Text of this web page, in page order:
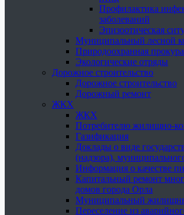
Профилактика
заболеваний
Эпизоотическая
Муниципальный лесной
Природоохранная
Экологические отряды
Дорожное строительство
Дорожное строительство
Дорожный ремонт
ЖКХ
ЖКХ
Потребителю жилищно-
Газификация
Доклады о виде
(надзора),
Информация о качестве
Капитальный ремонт
домов города Орла
Муниципальный
Переселение из